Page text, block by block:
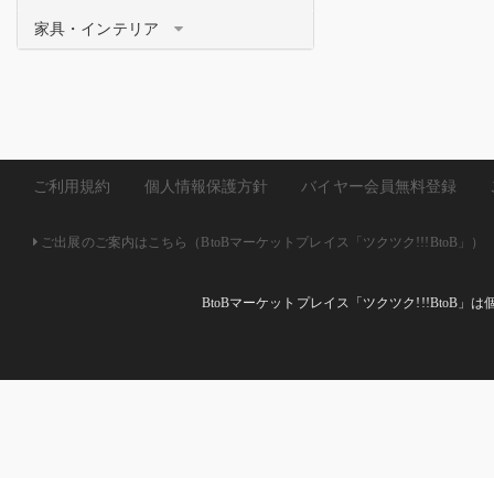
家具・インテリア
ご利用規約 個人情報保護方針 バイヤー会員無料登録
ご出展のご案内はこちら（BtoBマーケットプレイス「ツクツク!!!BtoB」）
BtoBマーケットプレイス「ツクツク!!!BtoB」は